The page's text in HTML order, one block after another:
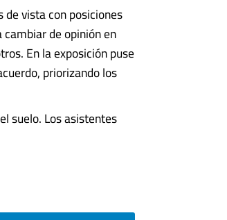
vista con posiciones
de opinión en
En la exposición puse
priorizando los
suelo. Los asistentes